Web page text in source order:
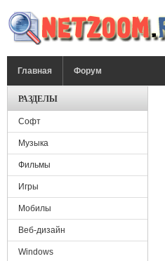
Главная Форум
РАЗДЕЛЫ
Софт
Музыка
Фильмы
Игры
Мобилы
Веб-дизайн
Windows